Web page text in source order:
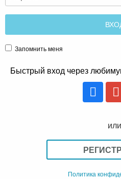
Запомнить меня
Быстрый вход через
или
Политика